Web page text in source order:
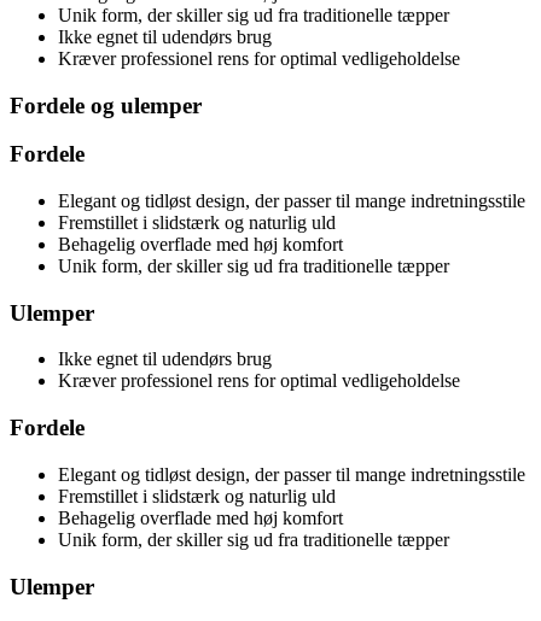
Unik form, der skiller sig ud fra traditionelle tæpper
Ikke egnet til udendørs brug
Kræver professionel rens for optimal vedligeholdelse
Fordele og ulemper
Fordele
Elegant og tidløst design, der passer til mange indretningsstile
Fremstillet i slidstærk og naturlig uld
Behagelig overflade med høj komfort
Unik form, der skiller sig ud fra traditionelle tæpper
Ulemper
Ikke egnet til udendørs brug
Kræver professionel rens for optimal vedligeholdelse
Fordele
Elegant og tidløst design, der passer til mange indretningsstile
Fremstillet i slidstærk og naturlig uld
Behagelig overflade med høj komfort
Unik form, der skiller sig ud fra traditionelle tæpper
Ulemper